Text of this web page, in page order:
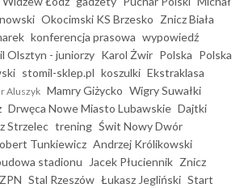
Okocimski KS Brzesko Znicz Biała
konferencja prasowa wypowiedź
Olsztyn - juniorzy Karol Żwir Polska Polska
stomil-sklep.pl koszulki Ekstraklasa
Aluszyk Mamry Giżycko Wigry Suwałki
Drwęca Nowe Miasto Lubawskie Dajtki
Strzelec trening Świt Nowy Dwór
Tunkiewicz Andrzej Królikowski
stadionu Jacek Płuciennik Znicz
Stal Rzeszów Łukasz Jegliński Start